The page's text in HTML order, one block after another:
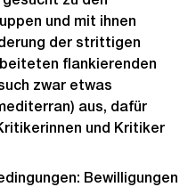
und mit ihnen
der strittigen
flankierenden
zwar etwas
aus, dafür
und Kritiker
Bewilligungen